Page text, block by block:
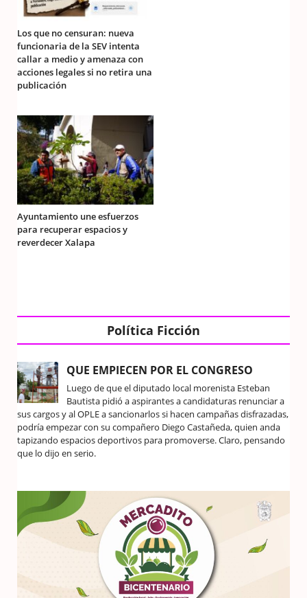
Los que no censuran: nueva
funcionaria de la SEV intenta
callar a medio y amenaza con
acciones legales si no retira una
publicación
Ayuntamiento une esfuerzos
para recuperar espacios y
reverdecer Xalapa
Política Ficción
QUE EMPIECEN POR EL CONGRESO
Luego de que el diputado local morenista Esteban
Bautista pidió a aspirantes a candidaturas renunciar a
sus cargos y al OPLE a sancionarlos si hacen campañas disfrazadas,
podría empezar con su compañero Diego Castañeda, quien anda
tapizando espacios deportivos para promoverse. Claro, pensando
que lo dijo en serio.